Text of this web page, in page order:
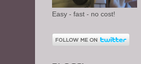
Easy - fast - no cost!